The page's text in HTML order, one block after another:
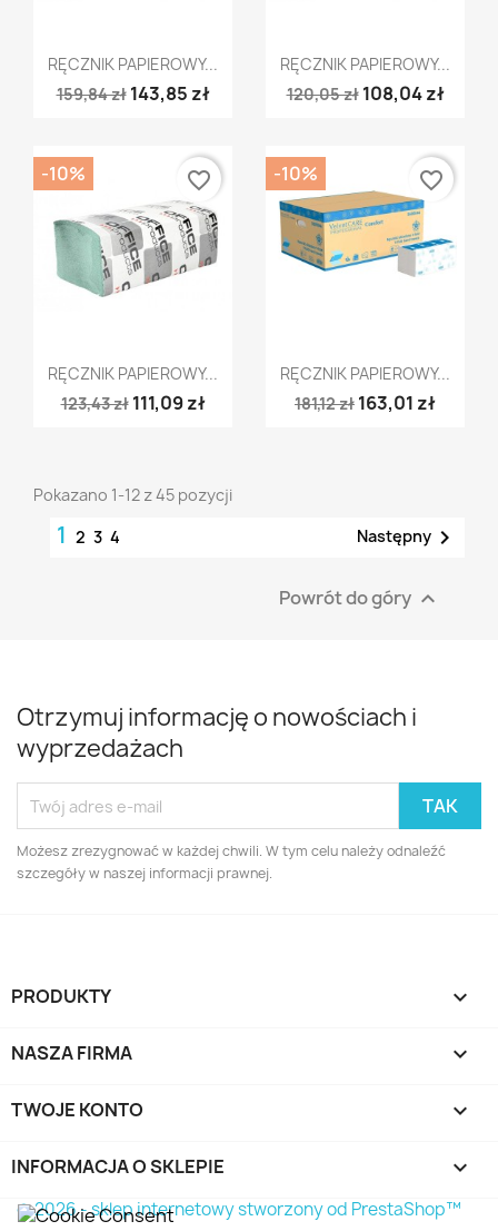
Szybki podgląd
RĘCZNIK PAPIEROWY...
159,84 zł 143,85 zł
Szybki podgląd
RĘCZNIK PAPIEROWY...
120,05 zł 108,04 zł
Szybki podgląd
RĘCZNIK PAPIEROWY...
123,43 zł 111,09 zł
-10% favorite_border
Szybki podgląd
RĘCZNIK PAPIEROWY...
181,12 zł 163,01 zł
-10% favorite_border
Pokazano 1-12 z 45 pozycji
1 2 3 4 Następny 
Powrót do góry 
Otrzymuj informację o nowościach i
wyprzedażach
Możesz zrezygnować w każdej chwili. W tym celu należy odnaleźć
szczegóły w naszej informacji prawnej.
PRODUKTY 
NASZA FIRMA 
TWOJE KONTO 
INFORMACJA O SKLEPIE keyboard_arrow_down
© 2026 - sklep internetowy stworzony od PrestaShop™